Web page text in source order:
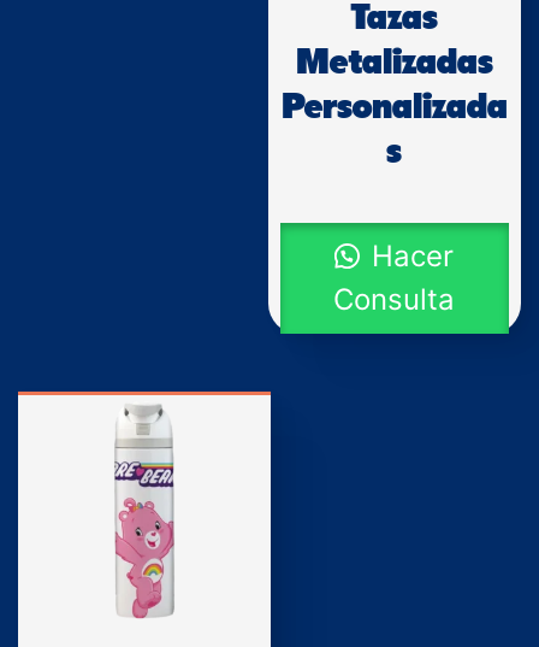
Tazas
Metalizadas
Personalizada
s
Hacer
Consulta